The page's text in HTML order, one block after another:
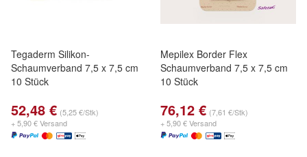
Tegaderm Silikon-
Schaumverband 7,5 x 7,5 cm
10 Stück
52,48 € (5,25 €/Stk)
+ 5,90 € Versand
Mepilex Border Flex
Schaumverband 7,5 x 7,5 cm
10 Stück
76,12 € (7,61 €/Stk)
+ 5,90 € Versand